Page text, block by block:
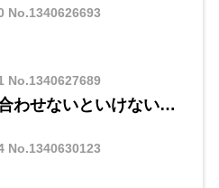
No.1340626693
No.1340627689
わせないといけない…
No.1340630123